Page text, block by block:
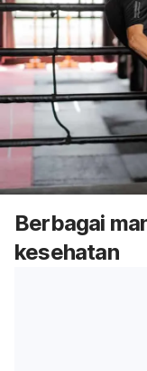
Berbagai
kesehatan